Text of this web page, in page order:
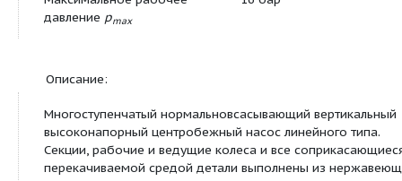
Мотор:
Подключение к сети
Номинальная мощность
мотораP2
7,5 кВт
Потребляемая мощностьP1 8,38 кВт
Номинальный ток 3~400 В, 50 14 A